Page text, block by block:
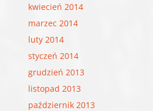
kwiecień 2014
marzec 2014
luty 2014
styczeń 2014
grudzień 2013
listopad 2013
październik 2013